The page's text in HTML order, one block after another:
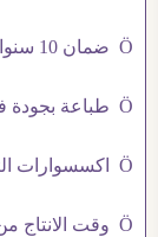
Ö ضمان 10 سنوات على منتجاتنا
Ö طباعة بجودة فائقة ( ضمان على الالوان )
Ö اكسسوارات التعليق + دليل تعليق مصور
Ö وقت الانتاج من 5 الى 10 ايام